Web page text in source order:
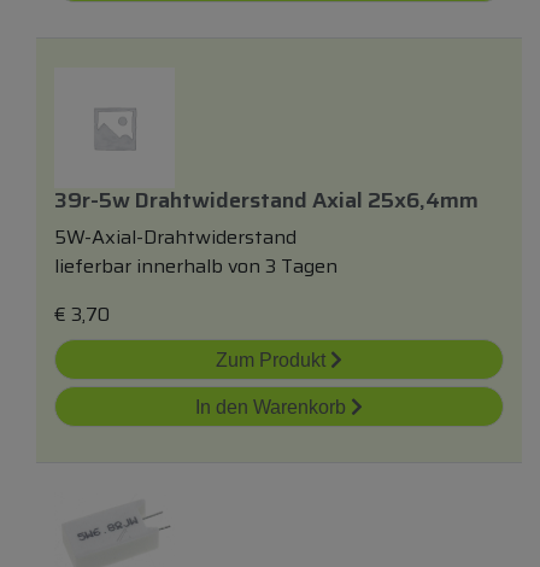
39r-5w Drahtwiderstand Axial 25x6,4mm
5W-Axial-Drahtwiderstand
lieferbar innerhalb von 3 Tagen
€ 3,70
Zum Produkt
In den Warenkorb